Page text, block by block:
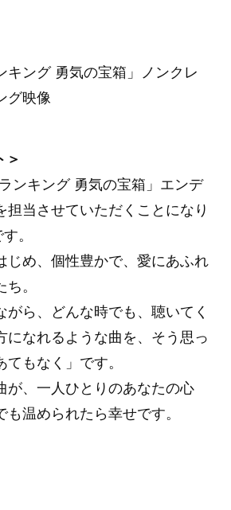
キング 勇気の宝箱」ノンクレ
グ映像
＞
ンキング 勇気の宝箱」エンデ
担当させていただくことになり
。
じめ、個性豊かで、愛にあふれ
。
がら、どんな時でも、聴いてく
になれるような曲を、そう思っ
もなく」です。
が、一人ひとりのあなたの心
も温められたら幸せです。